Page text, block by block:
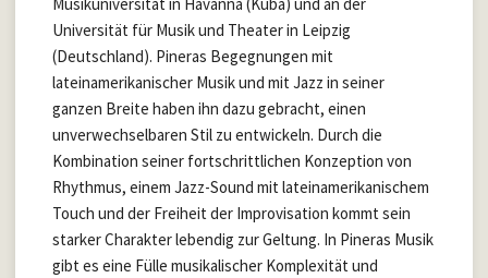
Universität für Musik und Theater in Leipzig
(Deutschland). Pineras Begegnungen mit
lateinamerikanischer Musik und mit Jazz in seiner
ganzen Breite haben ihn dazu gebracht, einen
unverwechselbaren Stil zu entwickeln. Durch die
Kombination seiner fortschrittlichen Konzeption von
Rhythmus, einem Jazz-Sound mit lateinamerikanischem
Touch und der Freiheit der Improvisation kommt sein
starker Charakter lebendig zur Geltung. In Pineras Musik
gibt es eine Fülle musikalischer Komplexität und